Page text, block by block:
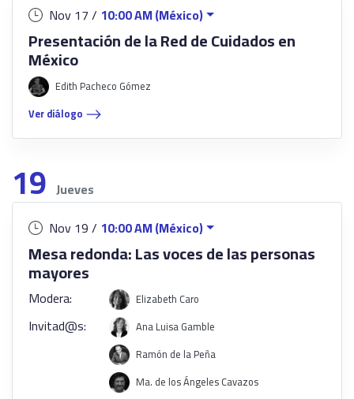
Nov 17 / 10:00 AM (México)
Presentación de la Red de Cuidados en
México
Edith Pacheco Gómez
Ver diálogo
19 Jueves
Nov 19 / 10:00 AM (México)
Mesa redonda: Las voces de las personas
mayores
Modera: Elizabeth Caro
Invitad@s:
Ana Luisa Gamble
Ramón de la Peña
Ma. de los Ángeles Cavazos